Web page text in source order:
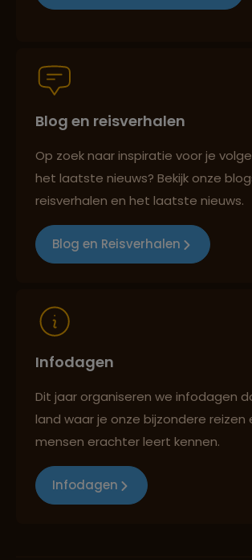
Reiszekerheid met Sawadee
Persoonlijk en deskundig
Blog en reisverhalen
Op zoek naar inspiratie voor je
het laatste nieuws? Bekijk onze
reisverhalen en het laatste nieuws.
Blog en Reisverhalen
Infodagen
Dit jaar organiseren we infodagen
land waar je onze bijzondere reizen
mensen erachter leert kennen.
Infodagen